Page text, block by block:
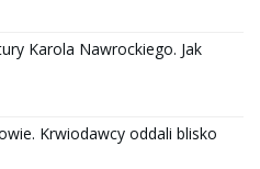
Karola Nawrockiego. Jak
Krwiodawcy oddali blisko